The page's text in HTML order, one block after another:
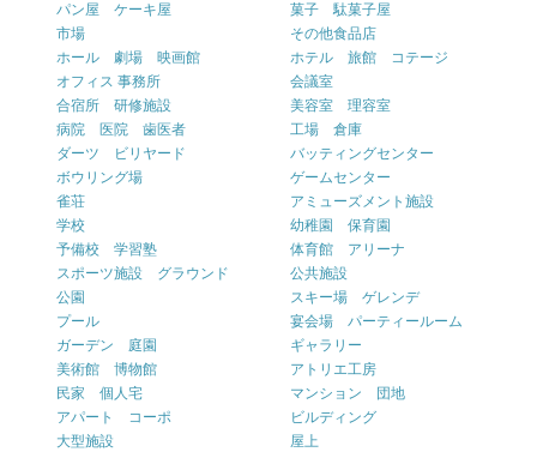
パン屋 ケーキ屋
菓子 駄菓子屋
市場
その他食品店
ホール 劇場 映画館
ホテル 旅館 コテージ
オフィス 事務所
会議室
合宿所 研修施設
美容室 理容室
病院 医院 歯医者
工場 倉庫
ダーツ ビリヤード
バッティングセンター
ボウリング場
ゲームセンター
雀荘
アミューズメント施設
学校
幼稚園 保育園
予備校 学習塾
体育館 アリーナ
スポーツ施設 グラウンド
公共施設
公園
スキー場 ゲレンデ
プール
宴会場 パーティールーム
ガーデン 庭園
ギャラリー
美術館 博物館
アトリエ工房
民家 個人宅
マンション 団地
アパート コーポ
ビルディング
大型施設
屋上